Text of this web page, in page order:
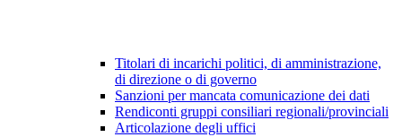
Titolari di incarichi politici, di amministrazione,
di direzione o di governo
Sanzioni per mancata comunicazione dei dati
Rendiconti gruppi consiliari regionali/provinciali
Articolazione degli uffici